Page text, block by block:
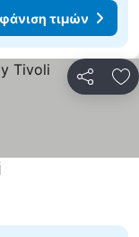
τιμών